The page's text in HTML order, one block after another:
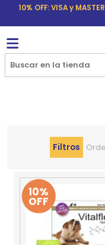
10% OFF: VISA y
Filtros
10%
OFF